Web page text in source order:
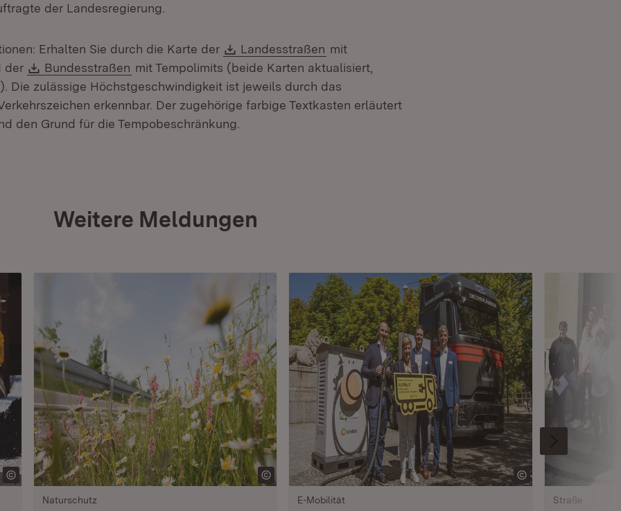
der Landesregierung.
Erhalten Sie durch die Karte der Download:
Landesstraßen (Öffnet in neuem Fenster)
mit
der
Download:
Bundesstraßen (Öffnet in neuem Fenster)
mit Tempolimits (beide Karten aktualisiert,
Die zulässige Höchstgeschwindigkeit ist jeweils durch das
erkennbar. Der zugehörige farbige Textkasten erläutert
den Grund für die Tempobeschränkung.
Weitere Meldungen
Naturschutz E-Mobilität Straße